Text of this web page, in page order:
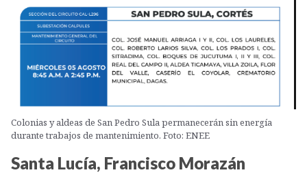
Colonias y aldeas de San Pedro Sula permanecerán sin energía
durante trabajos de mantenimiento. Foto: ENEE
Santa Lucía, Francisco Morazán